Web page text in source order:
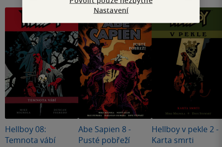
Hellboy 08:
Temnota vábí
Abe Sapien 8 -
Pusté pobřeží
Hellboy v pekle 2 -
Karta smrti
Nastavení